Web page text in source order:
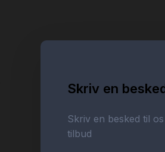
Skriv en
Skriv en besked til
tilbud